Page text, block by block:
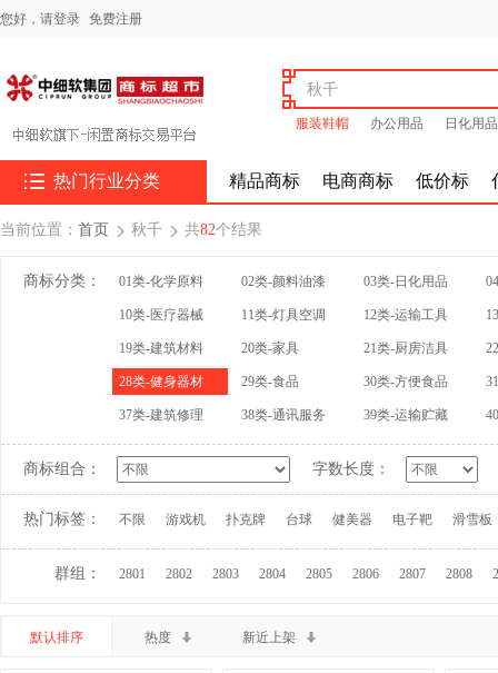
您好， 请登录 免费注册
服装鞋帽 办公用品 日化用品
 热门行业分类 精品商标 电商商标 低价标
当前位置： 首页  秋千  共82个结果
商标分类： 01类-化学原料 02类-颜料油漆 03类-日化用品
10类-医疗器械 11类-灯具空调 12类-运输工具
19类-建筑材料 20类-家具 21类-厨房洁具
28类-健身器材 29类-食品 30类-方便食品
37类-建筑修理 38类-通讯服务 39类-运输贮藏
商标组合： 字数长度：
热门标签： 不限 游戏机 扑克牌 台球 健美器 电子靶 滑雪板
群组： 2801 2802 2803 2804 2805 2806 2807 2808
默认排序 热度 新近上架